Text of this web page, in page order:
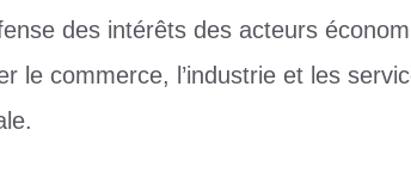
des intérêts des acteurs
le commerce, l’industrie et les